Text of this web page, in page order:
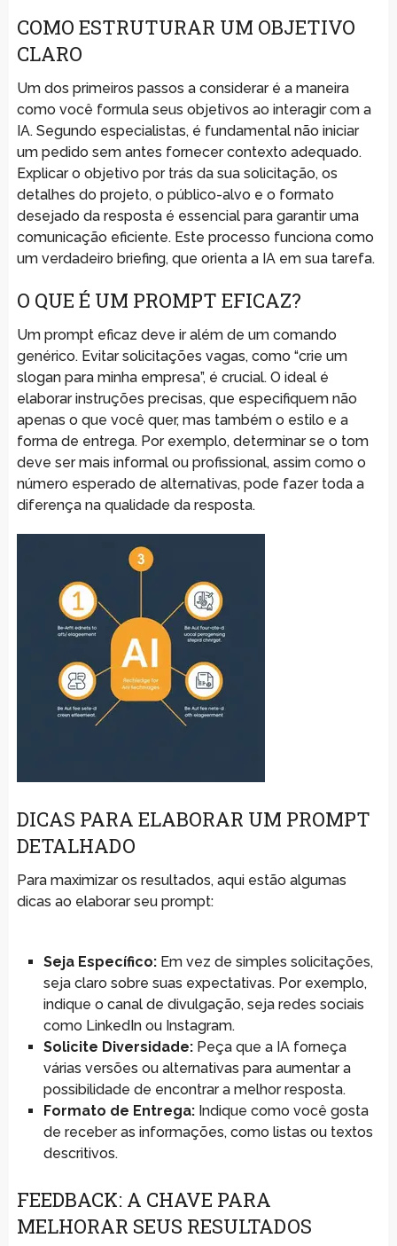
COMO ESTRUTURAR UM OBJETIVO
CLARO
Um dos primeiros passos a considerar é a maneira
como você formula seus objetivos ao interagir com a
IA. Segundo especialistas, é fundamental não iniciar
um pedido sem antes fornecer contexto adequado.
Explicar o objetivo por trás da sua solicitação, os
detalhes do projeto, o público-alvo e o formato
desejado da resposta é essencial para garantir uma
comunicação eficiente. Este processo funciona como
um verdadeiro briefing, que orienta a IA em sua tarefa.
O QUE É UM PROMPT EFICAZ?
Um prompt eficaz deve ir além de um comando
genérico. Evitar solicitações vagas, como “crie um
slogan para minha empresa”, é crucial. O ideal é
elaborar instruções precisas, que especifiquem não
apenas o que você quer, mas também o estilo e a
forma de entrega. Por exemplo, determinar se o tom
deve ser mais informal ou profissional, assim como o
número esperado de alternativas, pode fazer toda a
diferença na qualidade da resposta.
DICAS PARA ELABORAR UM PROMPT
DETALHADO
Para maximizar os resultados, aqui estão algumas
dicas ao elaborar seu prompt:
Seja Específico:Em vez de simples solicitações,
seja claro sobre suas expectativas. Por exemplo,
indique o canal de divulgação, seja redes sociais
como LinkedIn ou Instagram.
Solicite Diversidade:Peça que a IA forneça
várias versões ou alternativas para aumentar a
possibilidade de encontrar a melhor resposta.
Formato de Entrega:Indique como você gosta
de receber as informações, como listas ou textos
descritivos.
FEEDBACK: A CHAVE PARA
MELHORAR SEUS RESULTADOS